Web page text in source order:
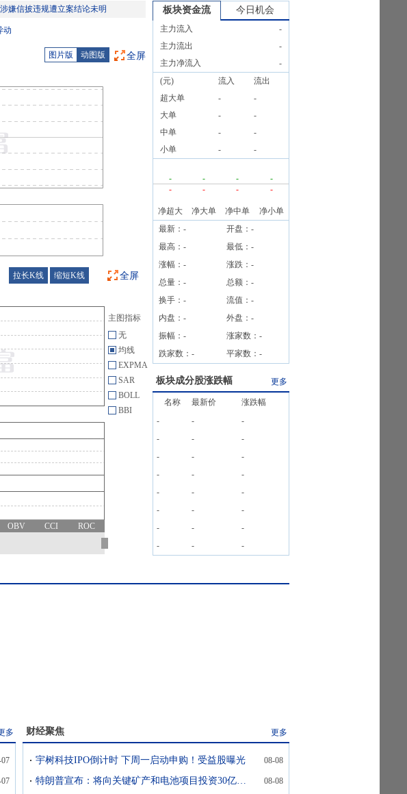
嫌信披违规遭立案结论未明
动
图片版 动图版 全屏
拉长K线 缩短K线 全屏
主图指标
无
均线
EXPMA
SAR
BOLL
BBI
OBV CCI ROC
板块资金流 今日机会
主力流入
-
主力流出
-
主力净流入
-
(元)
流入
流出
超大单
-
-
大单
-
-
中单
-
-
小单
- -
- - -
-
-
- - -
净超大 净大单 净中单
净小单
最新： - 开盘： -
最高： - 最低： -
涨幅： - 涨跌： -
总量： - 总额： -
换手： - 流值： -
内盘： - 外盘： -
振幅： - 涨家数： -
跌家数： - 平家数： -
板块成分股涨跌幅 更多
名称 最新价
涨跌幅
-
-
-
-
-
-
-
-
-
-
-
-
-
-
-
-
-
-
-
-
-
-
- -
多 财经聚焦 更多
宇树科技IPO倒计时 下周一启动申购！受益股曝光 08-08
特朗普宣布：将向关键矿产和电池项目投资30亿美元 08-08